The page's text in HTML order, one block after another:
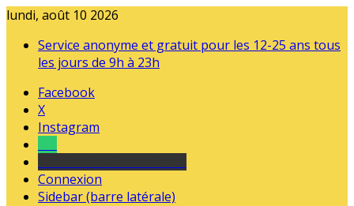
lundi, août 10 2026
Service anonyme et gratuit pour les 12-25 ans tous
les jours de 9h à 23h
Facebook
X
Instagram
Connexion
Sidebar (barre latérale)